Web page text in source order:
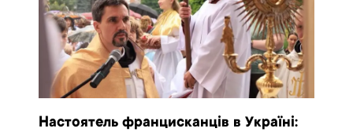
Настоятель францисканців в Україні: